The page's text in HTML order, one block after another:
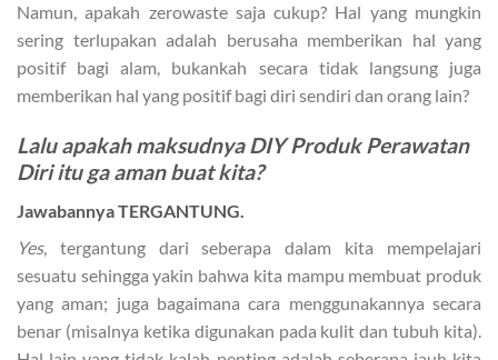
Namun, apakah zerowaste saja cukup? Hal yang mungkin
sering terlupakan adalah berusaha memberikan hal yang
positif bagi alam, bukankah secara tidak langsung juga
memberikan hal yang positif bagi diri sendiri dan orang lain?
Lalu apakah maksudnya DIY Produk Perawatan
Diri itu ga aman buat kita?
JawabannyaTERGANTUNG
Yes, tergantung dari seberapa dalam kita mempelajari
sesuatu sehingga yakin bahwa kita mampu membuat produk
yang aman; juga bagaimana cara menggunakannya secara
benar (misalnya ketika digunakan pada kulit dan tubuh kita).